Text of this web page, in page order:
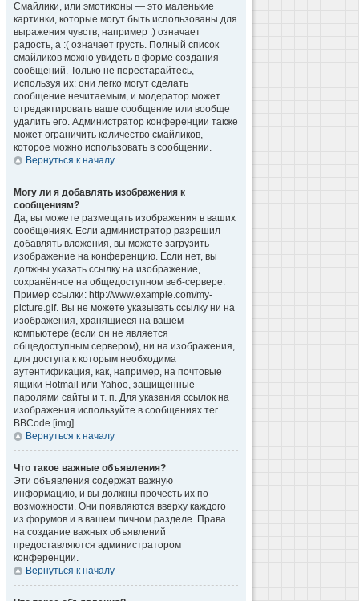
Смайлики, или эмотиконы — это маленькие
картинки, которые могут быть использованы для
выражения чувств, например :) означает
радость, а :( означает грусть. Полный список
смайликов можно увидеть в форме создания
сообщений. Только не перестарайтесь,
используя их: они легко могут сделать
сообщение нечитаемым, и модератор может
отредактировать ваше сообщение или вообще
удалить его. Администратор конференции также
может ограничить количество смайликов,
которое можно использовать в сообщении.
Вернуться к началу
Могу ли я добавлять изображения к
сообщениям?
Да, вы можете размещать изображения в ваших
сообщениях. Если администратор разрешил
добавлять вложения, вы можете загрузить
изображение на конференцию. Если нет, вы
должны указать ссылку на изображение,
сохранённое на общедоступном веб-сервере.
Пример ссылки: http://www.example.com/my-
picture.gif. Вы не можете указывать ссылку ни на
изображения, хранящиеся на вашем
компьютере (если он не является
общедоступным сервером), ни на изображения,
для доступа к которым необходима
аутентификация, как, например, на почтовые
ящики Hotmail или Yahoo, защищённые
паролями сайты и т. п. Для указания ссылок на
изображения используйте в сообщениях тег
BBCode [img].
Вернуться к началу
Что такое важные объявления?
Эти объявления содержат важную
информацию, и вы должны прочесть их по
возможности. Они появляются вверху каждого
из форумов и в вашем личном разделе. Права
на создание важных объявлений
предоставляются администратором
конференции.
Вернуться к началу